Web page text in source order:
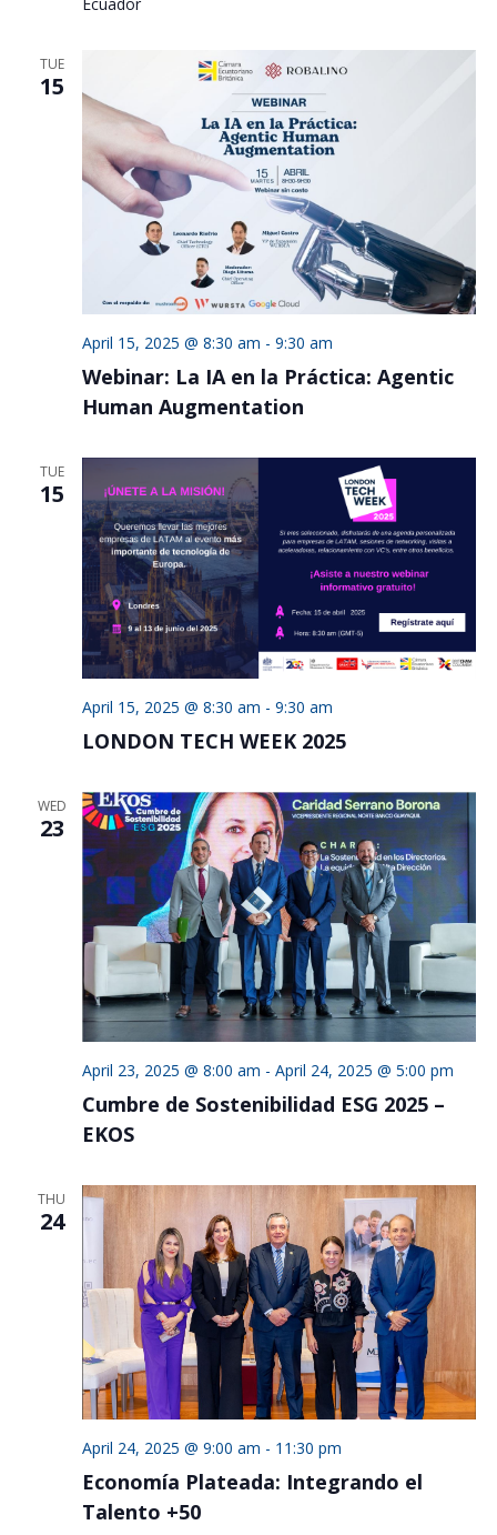
TUE
15
April 15, 2025 @ 8:30 am - 9:30 am
Webinar: La IA en la Práctica: Agentic
Human Augmentation
TUE
15
April 15, 2025 @ 8:30 am - 9:30 am
LONDON TECH WEEK 2025
WED
23
April 23, 2025 @ 8:00 am - April 24, 2025 @ 5:00 pm
Cumbre de Sostenibilidad ESG 2025 –
EKOS
THU
24
April 24, 2025 @ 9:00 am - 11:30 pm
Economía Plateada: Integrando el
Talento +50